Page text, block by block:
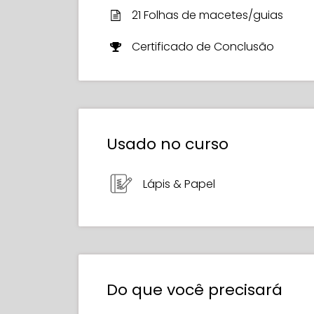
21 Folhas de macetes/guias
Certificado de Conclusão
Usado no curso
Lápis & Papel
Do que você precisará